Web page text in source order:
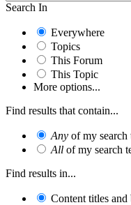
Search In
Everywhere
Topics
This Forum
This Topic
More options...
Find results that contain...
Any of my search
All of my search
Find results in...
Content titles and